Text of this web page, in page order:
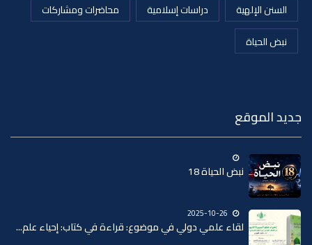
السنن الإلهية
دراسات إسلامية
محاضرات ومشاركات
نبض الحياة
جديد الموقع
نبض الحياة 18
2025-10-26
لقاء علمي دولي في موضوع: قراءة في كتاب: إحياء علم...